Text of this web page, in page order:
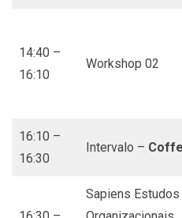
14:40 –
16:10
Workshop 02
16:10 –
16:30
Intervalo –
Sapiens Estudos